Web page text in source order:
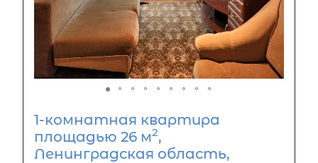
1-комнатная квартира
площадью 26 м2,
Ленинградская область,